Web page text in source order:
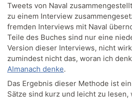
Tweets von Naval
zu einem Interview
fremden Interviews mit Naval
Teile des Buches sind nur eine
Version dieser Interviews, nicht
zumindest nicht das, woran ich
Almanach denke.
Das Ergebnis dieser Methode ist
Sätze sind kurz und leicht zu lesen,